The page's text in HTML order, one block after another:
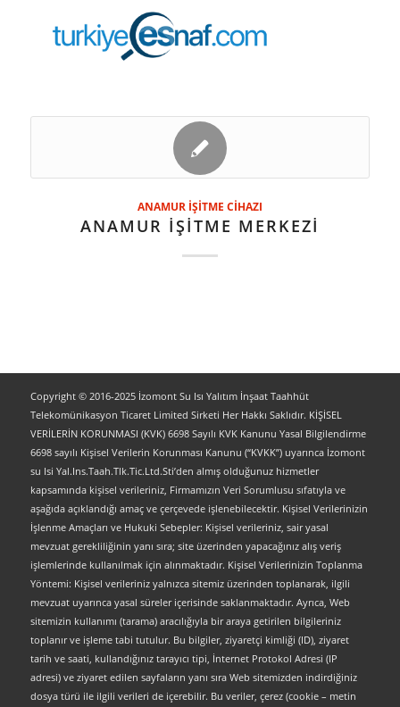
ANAMUR İŞİTME CİHAZI
ANAMUR İŞİTME MERKEZİ
Copyright © 2016-2025 İzomont Su Isı Yalıtım İnşaat Taahhüt
Telekomünikasyon Ticaret Limited Sirketi Her Hakkı Saklıdır. KİŞİSEL
VERİLERİN KORUNMASI (KVK) 6698 Sayılı KVK Kanunu Yasal Bilgilendirme
6698 sayılı Kişisel Verilerin Korunması Kanunu (“KVKK”) uyarınca İzomont
su Isi Yal.Ins.Taah.Tlk.Tic.Ltd.Sti’den almış olduğunuz hizmetler
kapsamında kişisel verileriniz, Firmamızın Veri Sorumlusu sıfatıyla ve
aşağıda açıklandığı amaç ve çerçevede işlenebilecektir. Kişisel Verilerinizin
İşlenme Amaçları ve Hukuki Sebepler: Kişisel verileriniz, sair yasal
mevzuat gerekliliğinin yanı sıra; site üzerinden yapacağınız alış veriş
işlemlerinde kullanılmak için alınmaktadır. Kişisel Verilerinizin Toplanma
Yöntemi: Kişisel verileriniz yalnızca sitemiz üzerinden toplanarak, ilgili
mevzuat uyarınca yasal süreler içerisinde saklanmaktadır. Ayrıca, Web
sitemizin kullanımı (tarama) aracılığıyla bir araya getirilen bilgileriniz
toplanır ve işleme tabi tutulur. Bu bilgiler, ziyaretçi kimliği (ID), ziyaret
tarih ve saati, kullandığınız tarayıcı tipi, İnternet Protokol Adresi (IP
adresi) ve ziyaret edilen sayfaların yanı sıra Web sitemizden indirdiğiniz
dosya türü ile ilgili verileri de içerebilir. Bu veriler, çerez (cookie – metin